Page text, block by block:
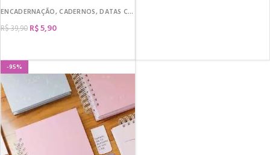
ENCADERNAÇÃO,CADERNOS,DATAS COMEMORATIVAS
R$39,90 R$5,90
-95%